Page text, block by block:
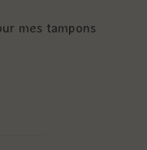
mes tampons